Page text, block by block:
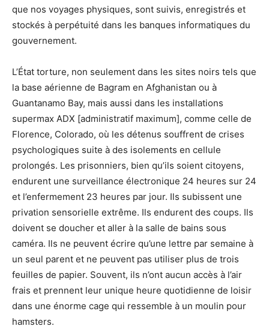
que nos voyages physiques, sont suivis, enregistrés et
stockés à perpétuité dans les banques informatiques du
gouvernement.
L’État torture, non seulement dans les sites noirs tels que
la base aérienne de Bagram en Afghanistan ou à
Guantanamo Bay, mais aussi dans les installations
supermax ADX [administratif maximum], comme celle de
Florence, Colorado, où les détenus souffrent de crises
psychologiques suite à des isolements en cellule
prolongés. Les prisonniers, bien qu’ils soient citoyens,
endurent une surveillance électronique 24 heures sur 24
et l’enfermement 23 heures par jour. Ils subissent une
privation sensorielle extrême. Ils endurent des coups. Ils
doivent se doucher et aller à la salle de bains sous
caméra. Ils ne peuvent écrire qu’une lettre par semaine à
un seul parent et ne peuvent pas utiliser plus de trois
feuilles de papier. Souvent, ils n’ont aucun accès à l’air
frais et prennent leur unique heure quotidienne de loisir
dans une énorme cage qui ressemble à un moulin pour
hamsters.